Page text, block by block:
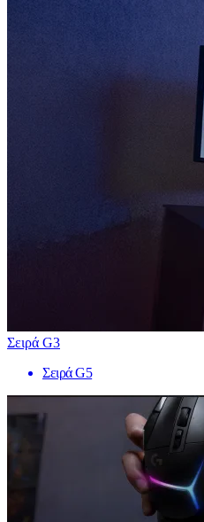
Σειρά G3
Σειρά G5